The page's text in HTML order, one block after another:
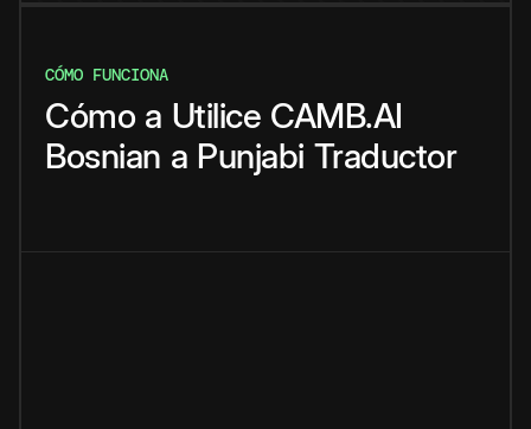
CÓMO FUNCIONA
Cómo a Utilice CAMB.AI
Bosnian a Punjabi Traductor